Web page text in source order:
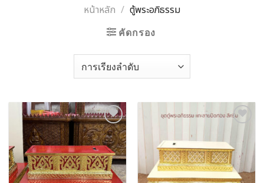
หน้าหลัก / ตู้พระอภิธรรม
คัดกรอง
Add to
Wishlist
Wishlist